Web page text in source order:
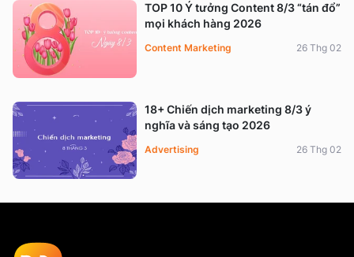
TOP 10 Ý tưởng Content 8/3 “tán đổ”
mọi khách hàng 2026
Content Marketing 26 Thg 02
18+ Chiến dịch marketing 8/3 ý
nghĩa và sáng tạo 2026
Advertising 26 Thg 02